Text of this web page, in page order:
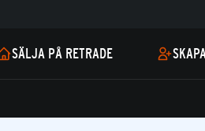
SÄLJA PÅ RETRADE